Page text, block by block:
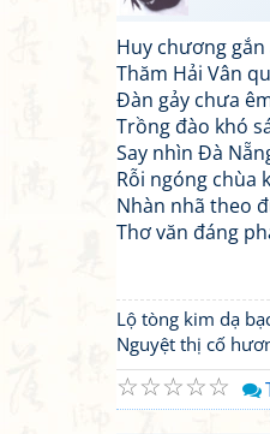
Huy chương
Thăm Hải Vân
Đàn gảy chưa
Trồng đào khó
Say nhìn Đà
Rỗi ngóng chùa
Nhàn nhã theo
Thơ văn đáng
Lộ tòng kim dạ
Nguyệt thị cố
☆
☆
☆
☆
☆